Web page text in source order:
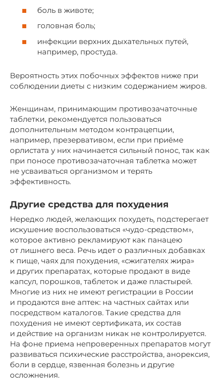
боль в животе;
головная боль;
инфекции верхних дыхательных путей,
например, простуда.
Вероятность этих побочных эффектов ниже при
соблюдении диеты с низким содержанием жиров.
Женщинам, принимающим противозачаточные
таблетки, рекомендуется пользоваться
дополнительным методом контрацепции,
например, презервативом, если при приёме
орлистата у них начинается сильный понос, так как
при поносе противозачаточная таблетка может
не усваиваться организмом и терять
эффективность.
Другие средства для похудения
Нередко людей, желающих похудеть, подстерегает
искушение воспользоваться «чудо-средством»,
которое активно рекламируют как панацею
от лишнего веса. Речь идет о различных добавках
к пище, чаях для похудения, «сжигателях жира»
и других препаратах, которые продают в виде
капсул, порошков, таблеток и даже пластырей.
Многие из них не имеют регистрации в России
и продаются вне аптек: на частных сайтах или
посредством каталогов. Такие средства для
похудения не имеют сертификата, их состав
и действие на организм никак не контролируется.
На фоне приема непроверенных препаратов могут
развиваться психические расстройства, анорексия,
боли в сердце, язвенная болезнь и другие
осложнения.